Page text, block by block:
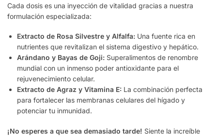
Cada dosis es una inyección de vitalidad gracias a nuestra
formulación especializada:
Extracto de Rosa Silvestre y Alfalfa: Una fuente rica en
nutrientes que revitalizan el sistema digestivo y hepático.
Arándano y Bayas de Goji: Superalimentos de renombre
mundial con un inmenso poder antioxidante para el
rejuvenecimiento celular.
Extracto de Agraz y Vitamina E: La combinación perfecta
para fortalecer las membranas celulares del hígado y
potenciar tu inmunidad.
¡No esperes a que sea demasiado tarde! Siente la increíble